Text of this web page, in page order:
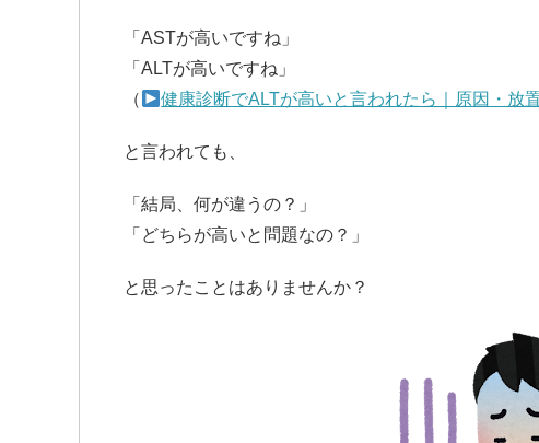
「ASTが高いですね」
「ALTが高いですね」
（
健康診断でALTが高いと言われたら｜原因・放
と言われても、
「結局、何が違うの？」
「どちらが高いと問題なの？」
と思ったことはありませんか？